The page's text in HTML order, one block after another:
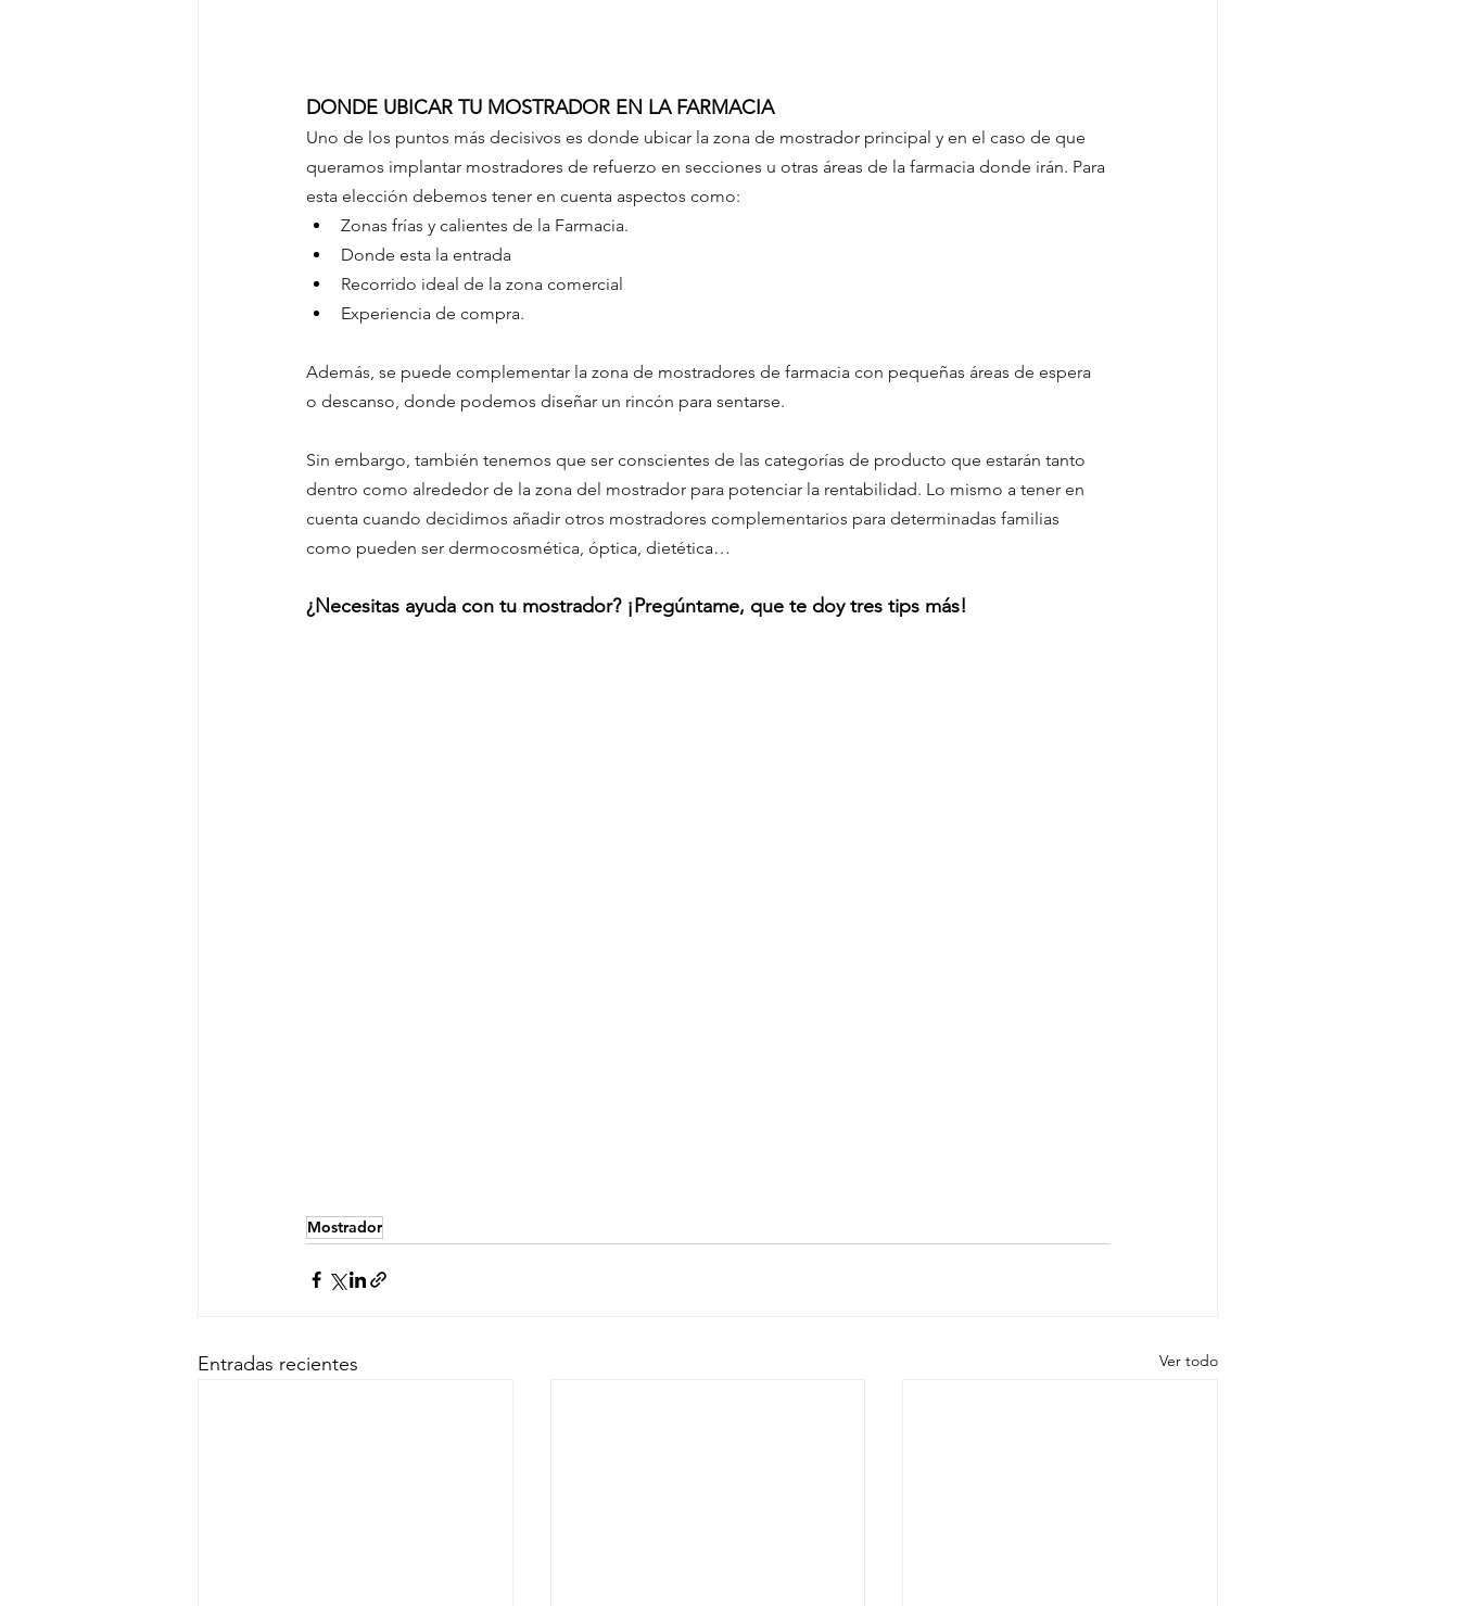
DONDE UBICAR TU MOSTRADOR EN LA FARMACIA
Uno de los puntos más decisivos es donde ubicar la zona de mostrador principal y en el caso de que
queramos implantar mostradores de refuerzo en secciones u otras áreas de la farmacia donde irán. Para
esta elección debemos tener en cuenta aspectos como:
Zonas frías y calientes de la Farmacia.
Donde esta la entrada
Recorrido ideal de la zona comercial
Experiencia de compra.
Además, se puede complementar la zona de mostradores de farmacia con pequeñas áreas de espera
o descanso, donde podemos diseñar un rincón para sentarse.
Sin embargo, también tenemos que ser conscientes de las categorías de producto que estarán tanto
dentro como alrededor de la zona del mostrador para potenciar la rentabilidad. Lo mismo a tener en
cuenta cuando decidimos añadir otros mostradores complementarios para determinadas familias
como pueden ser dermocosmética, óptica, dietética…
¿Necesitas ayuda con tu mostrador? ¡Pregúntame, que te doy tres tips más!
Mostrador
Entradas recientes Ver todo